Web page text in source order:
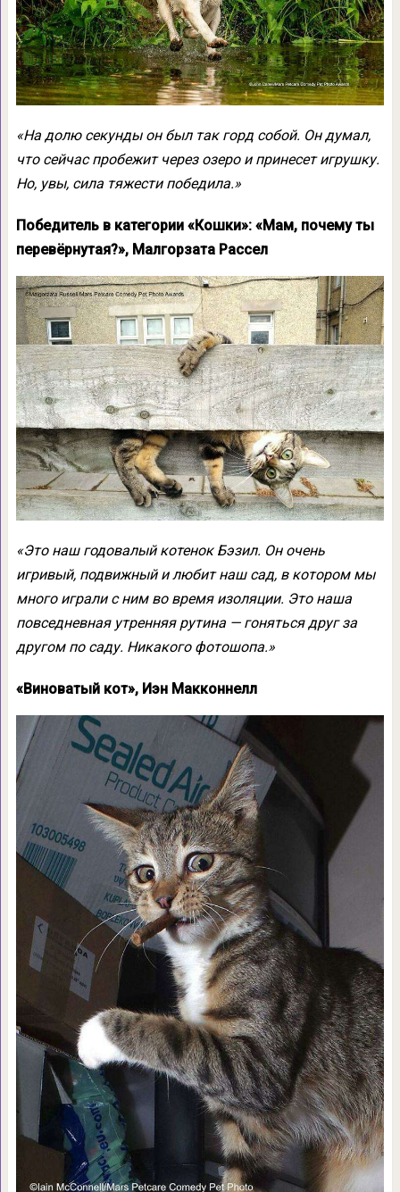
«На долю секунды он был так горд собой. Он думал,
что сейчас пробежит через озеро и принесет игрушку.
Но, увы, сила тяжести победила.»
Победитель в категории «Кошки»: «Мам, почему ты
перевёрнутая?», Малгорзата Рассел
«Это наш годовалый котенок Бэзил. Он очень
игривый, подвижный и любит наш сад, в котором мы
много играли с ним во время изоляции. Это наша
повседневная утренняя рутина — гоняться друг за
другом по саду. Никакого фотошопа.»
«Виноватый кот», Иэн Макконнелл